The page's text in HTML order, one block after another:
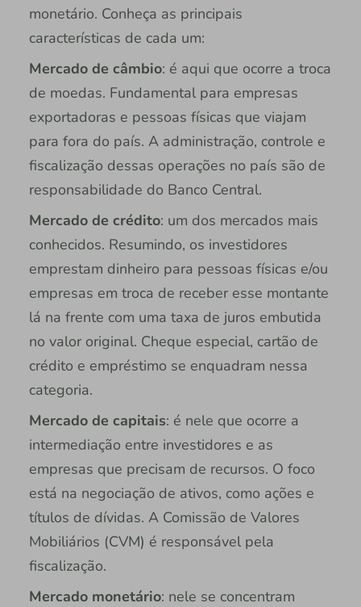
monetário. Conheça as principais
características de cada um:
Mercado de câmbio: é aqui que ocorre a troca
de moedas. Fundamental para empresas
exportadoras e pessoas físicas que viajam
para fora do país. A administração, controle e
fiscalização dessas operações no país são de
responsabilidade do Banco Central.
Mercado de crédito: um dos mercados mais
conhecidos. Resumindo, os investidores
emprestam dinheiro para pessoas físicas e/ou
empresas em troca de receber esse montante
lá na frente com uma taxa de juros embutida
no valor original. Cheque especial, cartão de
crédito e empréstimo se enquadram nessa
categoria.
Mercado de capitais: é nele que ocorre a
intermediação entre investidores e as
empresas que precisam de recursos. O foco
está na negociação de ativos, como ações e
títulos de dívidas. A Comissão de Valores
Mobiliários (CVM) é responsável pela
fiscalização.
Mercado monetário: nele se concentram